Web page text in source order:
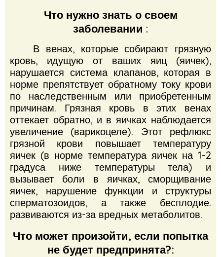
Что нужно знать о своем
заболевании :
В венах, которые собирают грязную
кровь, идущую от ваших яиц (яичек),
нарушается система клапанов, которая в
норме препятствует обратному току крови
по наследственным или приобретенным
причинам. Грязная кровь в этих венах
оттекает обратно, и в яичках наблюдается
увеличение (варикоцеле). Этот рефлюкс
грязной крови повышает температуру
яичек (в норме температура яичек на 1-2
градуса ниже температуры тела) и
вызывает боли в яичках, сморщивание
яичек, нарушение функции и структуры
сперматозоидов, а также бесплодие.
развиваются из-за вредных метаболитов.
Что может произойти, если попытка
не будет предпринята?: